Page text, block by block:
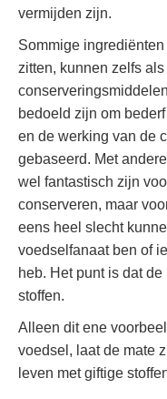
vermijden zijn.
Sommige
zitten, kunnen zelfs
bedoeld zijn om
en de werking van de
gebaseerd. Met
wel fantastisch zijn
conserveren, maar
eens heel slecht
voedselfanaat ben of
heb. Het punt is dat
stoffen.
Alleen dit ene
voedsel, laat de mate
leven met giftige